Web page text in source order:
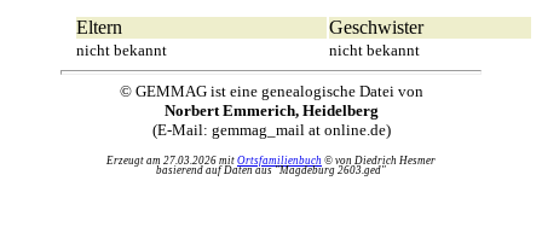
Eltern Geschwister
nicht bekannt nicht bekannt
© GEMMAG ist eine genealogische Datei von
Norbert Emmerich, Heidelberg
(E-Mail: gemmag_mail at online.de)
Erzeugt am 27.03.2026 mit Ortsfamilienbuch © von Diedrich Hesmer
basierend auf Daten aus "Magdeburg 2603.ged"